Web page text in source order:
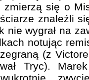
się o
znaleźli
nie wygrał na
notując
(z
Tryc).